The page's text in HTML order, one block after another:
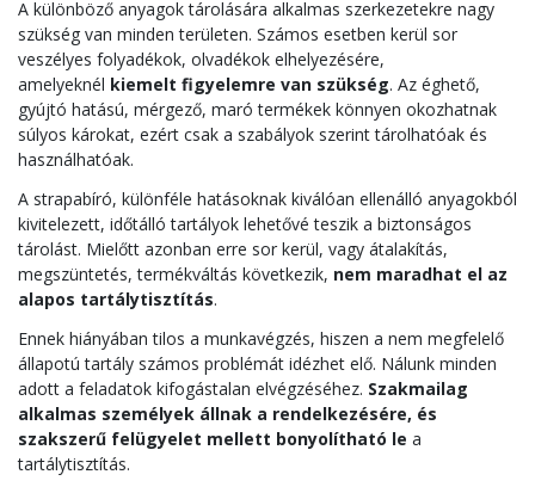
A különböző anyagok tárolására alkalmas szerkezetekre nagy
szükség van minden területen. Számos esetben kerül sor
veszélyes folyadékok, olvadékok elhelyezésére,
amelyeknél kiemelt figyelemre van szükség. Az éghető,
gyújtó hatású, mérgező, maró termékek könnyen okozhatnak
súlyos károkat, ezért csak a szabályok szerint tárolhatóak és
használhatóak.
A strapabíró, különféle hatásoknak kiválóan ellenálló anyagokból
kivitelezett, időtálló tartályok lehetővé teszik a biztonságos
tárolást. Mielőtt azonban erre sor kerül, vagy átalakítás,
megszüntetés, termékváltás következik, nem maradhat el az
alapos tartálytisztítás.
Ennek hiányában tilos a munkavégzés, hiszen a nem megfelelő
állapotú tartály számos problémát idézhet elő. Nálunk minden
adott a feladatok kifogástalan elvégzéséhez. Szakmailag
alkalmas személyek állnak a rendelkezésére, és
szakszerű felügyelet mellett bonyolítható le a
tartálytisztítás.